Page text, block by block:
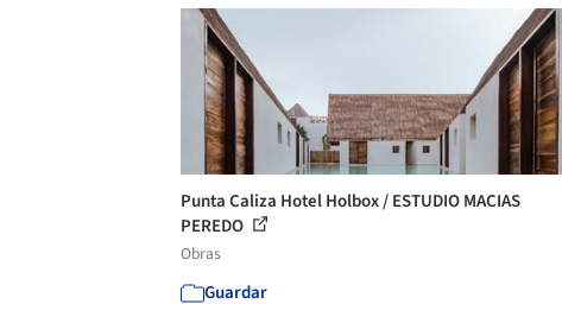
Punta Caliza Hotel Holbox / ESTUDIO MACIAS
PEREDO
Obras
Guardar